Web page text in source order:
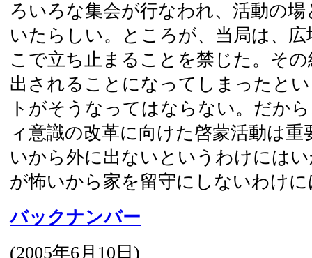
ろいろな集会が行なわれ、活動の
いたらしい。ところが、当局は、
こで立ち止まることを禁じた。そ
出されることになってしまったと
トがそうなってはならない。だか
ィ意識の改革に向けた啓蒙活動は重
いから外に出ないというわけには
が怖いから家を留守にしないわけ
バックナンバー
(2005年6月10日 )